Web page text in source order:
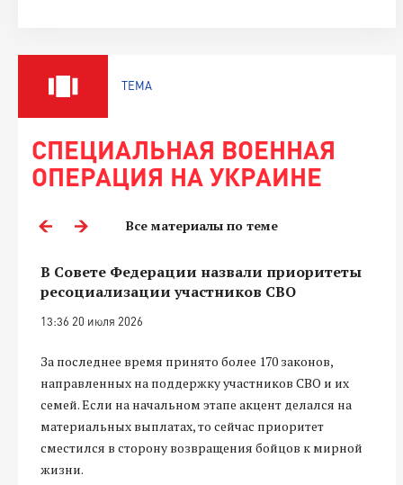
ТЕМА
СПЕЦИАЛЬНАЯ ВОЕННАЯ
ОПЕРАЦИЯ НА УКРАИНЕ
Все материалы по теме
В Совете Федерации назвали приоритеты
ресоциализации участников СВО
13:36 20 июля 2026
За последнее время принято более 170 законов,
направленных на поддержку участников СВО и их
семей. Если на начальном этапе акцент делался на
материальных выплатах, то сейчас приоритет
сместился в сторону возвращения бойцов к мирной
жизни.